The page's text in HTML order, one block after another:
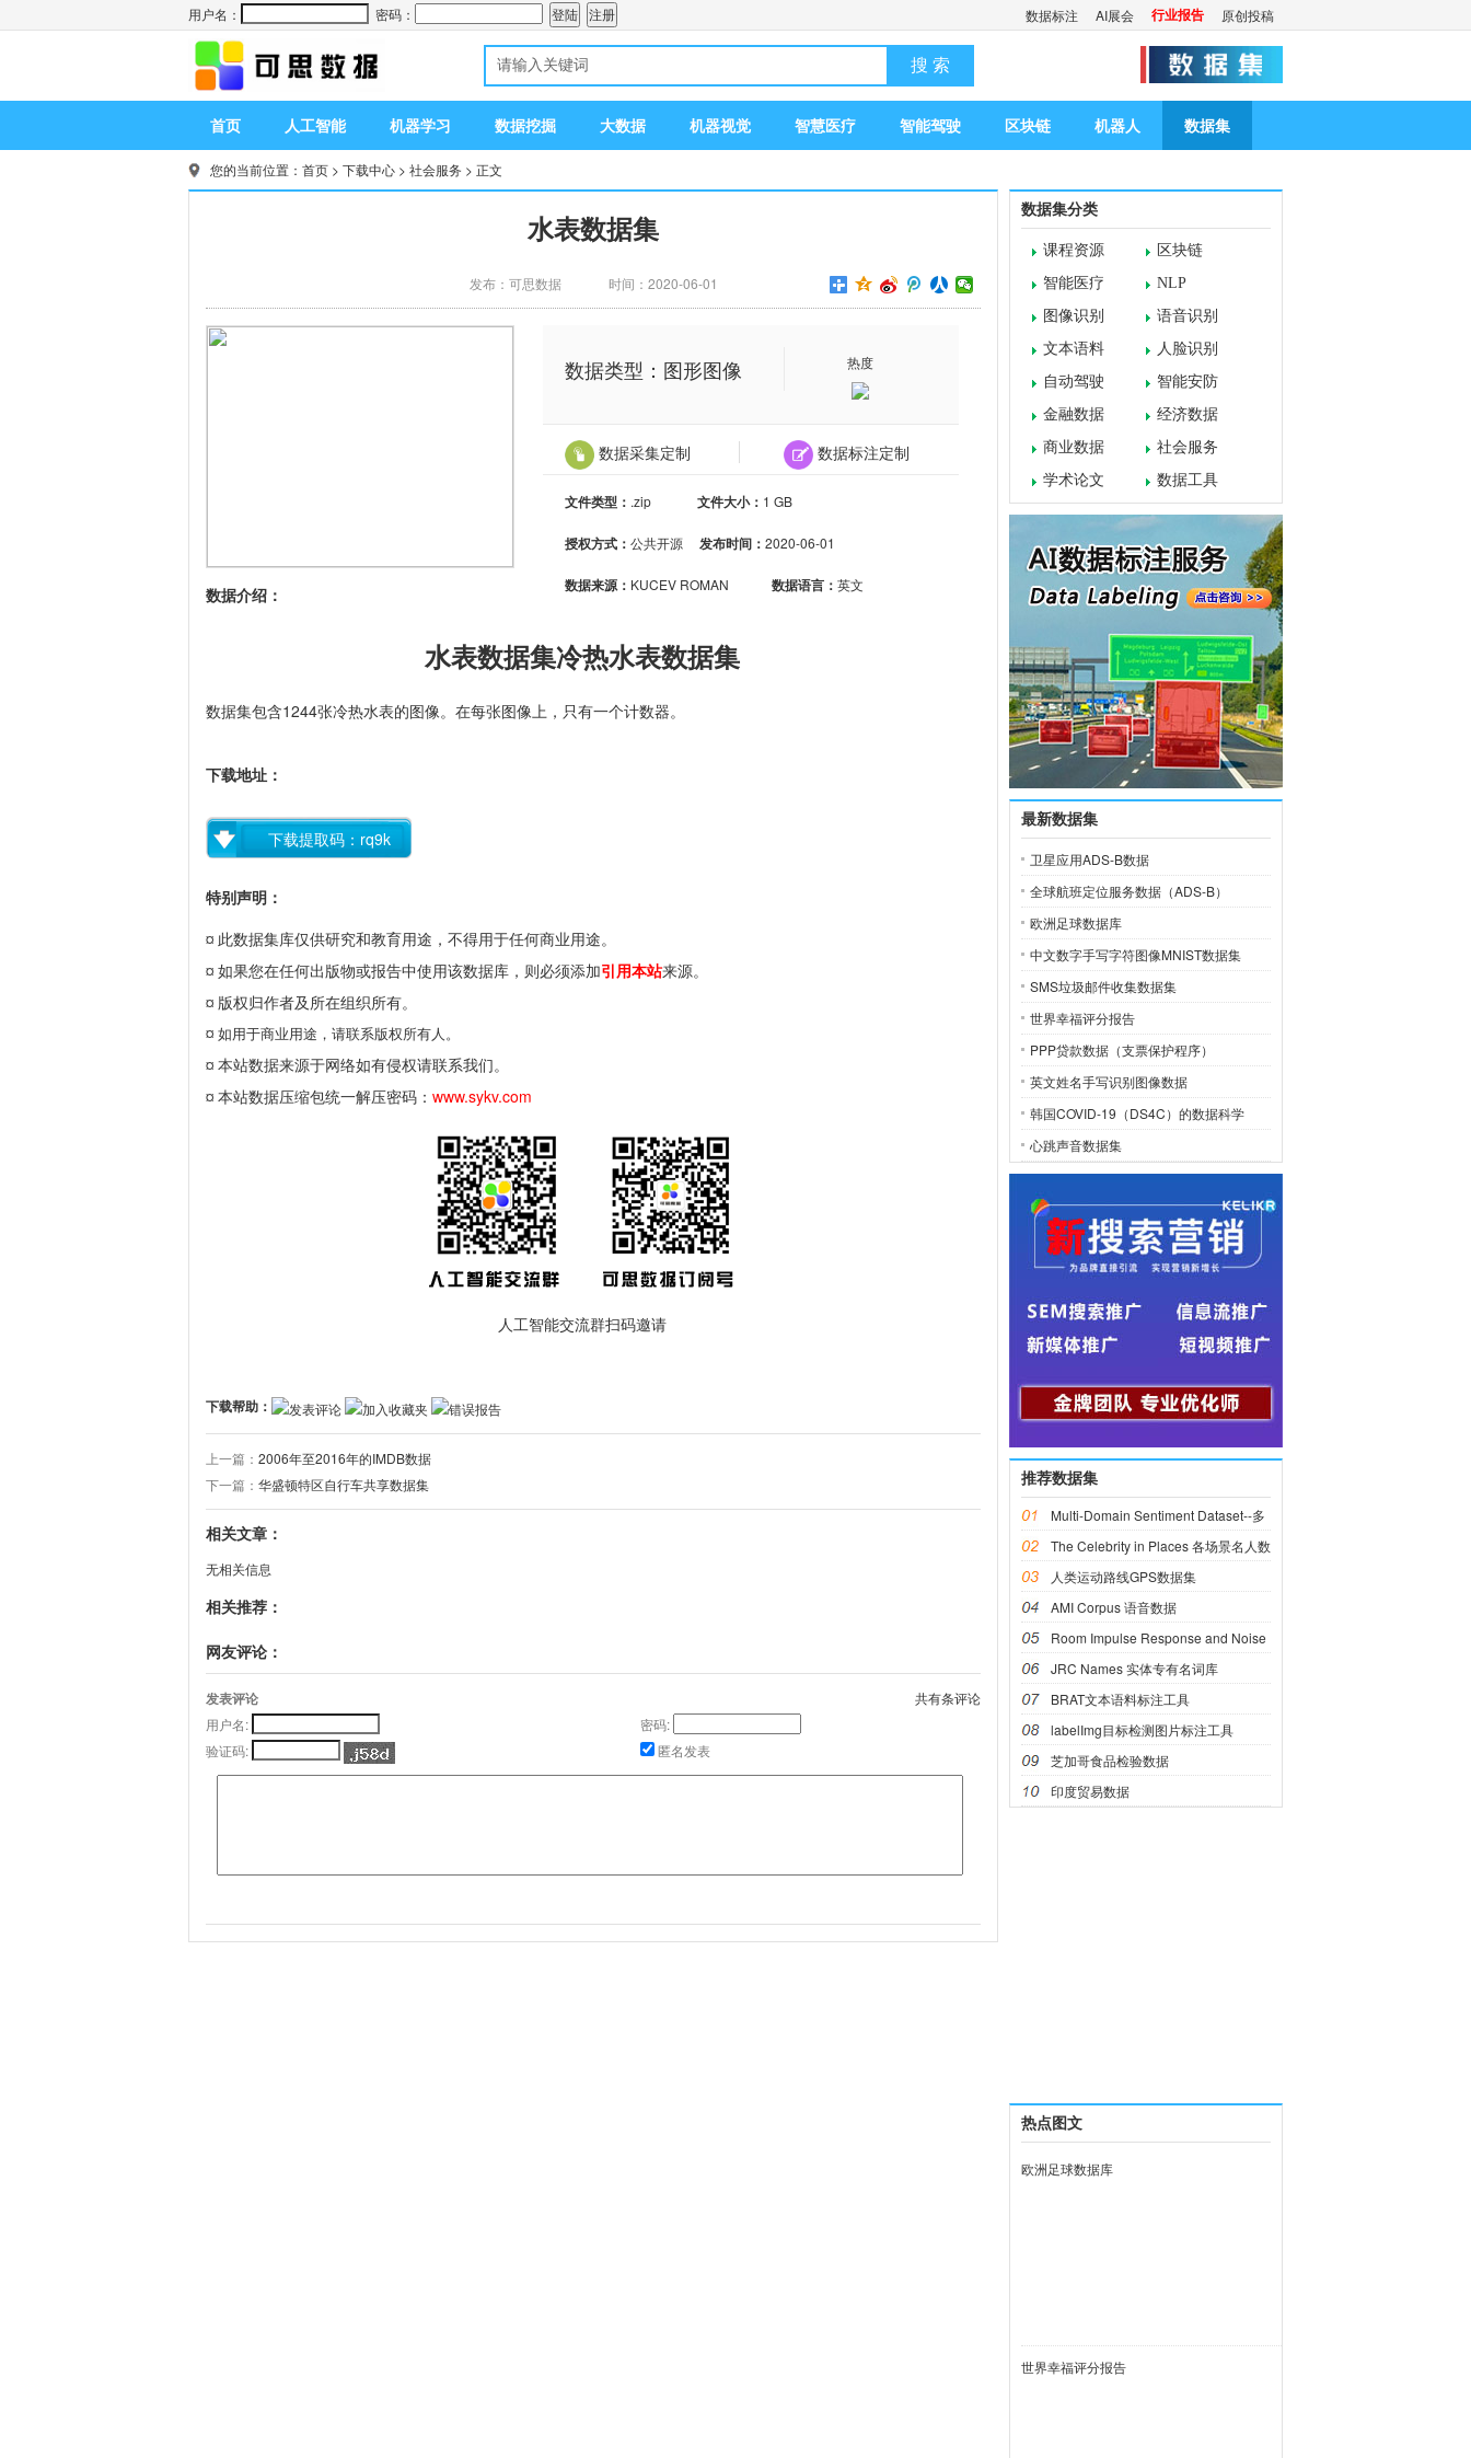
原创投稿
行业报告
AI展会
数据标注
用户名： 密码：
搜 索
首页 人工智能 机器学习 数据挖掘 大数据 机器视觉 智慧医疗 智能驾驶 区块链 机器人 数据集
您的当前位置： 首页 > 下载中心 > 社会服务 > 正文
水表数据集
发布：可思数据 时间：2020-06-01
数据类型：图形图像 热度
数据采集定制 数据标注定制
文件类型： .zip 文件大小： 1 GB
授权方式： 公共开源 发布时间： 2020-06-01
数据来源： KUCEV ROMAN 数据语言： 英文
数据介绍：
水表数据集冷热水表数据集
数据集包含1244张冷热水表的图像。 在每张图像上，只有一个计数器。
下载地址：
下载提取码：rq9k
特别声明：
¤ 此数据集库仅供研究和教育用途，不得用于任何商业用途。
¤ 如果您在任何出版物或报告中使用该数据库，则必须添加引用本站来源。
¤ 版权归作者及所在组织所有。
¤ 如用于商业用途，请联系版权所有人。
¤ 本站数据来源于网络如有侵权请联系我们。
¤ 本站数据压缩包统一解压密码： www.sykv.com
人工智能交流群扫码邀请
下载帮助： 发表评论 加入收藏夹 错误报告
上一篇： 2006年至2016年的IMDB数据
下一篇： 华盛顿特区自行车共享数据集
相关文章：
无相关信息
相关推荐：
网友评论：
发表评论 共有条评论
用户名:
密码:
验证码:
匿名发表
数据集分类
课程资源
区块链
智能医疗
NLP
图像识别
语音识别
文本语料
人脸识别
自动驾驶
智能安防
金融数据
经济数据
商业数据
社会服务
学术论文
数据工具
最新数据集
卫星应用ADS-B数据
全球航班定位服务数据（ADS-B）
欧洲足球数据库
中文数字手写字符图像MNIST数据集
SMS垃圾邮件收集数据集
世界幸福评分报告
PPP贷款数据（支票保护程序）
英文姓名手写识别图像数据
韩国COVID-19（DS4C）的数据科学
心跳声音数据集
推荐数据集
Multi-Domain Sentiment Dataset--多
域情感数据集
The Celebrity in Places 各场景名人数
据集
人类运动路线GPS数据集
AMI Corpus 语音数据
Room Impulse Response and Noise
语音数据
JRC Names 实体专有名词库
BRAT文本语料标注工具
labelImg目标检测图片标注工具
芝加哥食品检验数据
印度贸易数据
热点图文
欧洲足球数据库
世界幸福评分报告